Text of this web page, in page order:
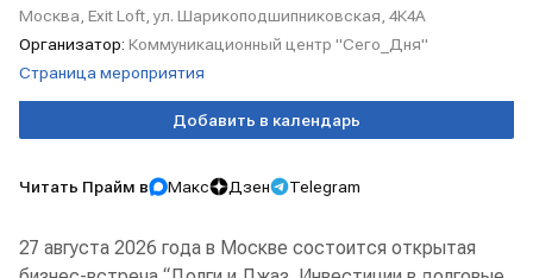
Москва, Exit Loft, ул. Шарикоподшипниковская, 4К4А
Организатор: Коммуникационный центр "Сего_Дня"
Страница мероприятия
Добавить в календарь
Читать Прайм в Макс Дзен Telegram
27 августа 2026 года в Москве состоится открытая